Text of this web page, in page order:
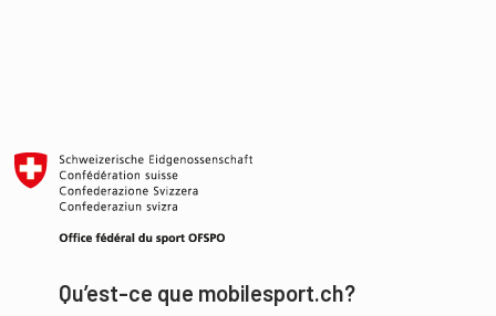
Qu’est-ce que mobilesport.ch?